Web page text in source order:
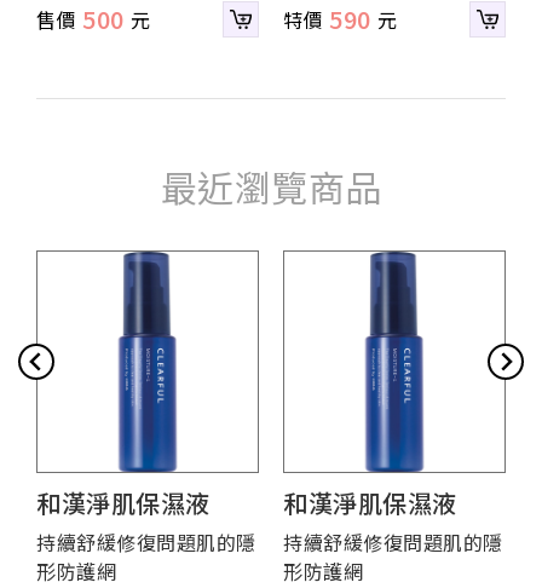
500 590
最近瀏覽商品
和漢淨肌保濕液
持續舒緩修復問題肌的隱
形防護網
和漢淨肌保濕液
持續舒緩修復問題肌的隱
形防護網